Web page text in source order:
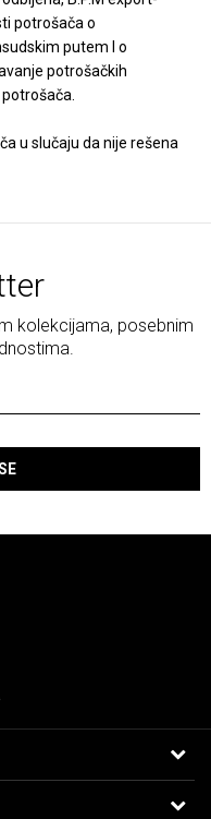
potrošača o
putem I o
potrošačkih
u slučaju da nije rešena
kolekcijama, posebnim